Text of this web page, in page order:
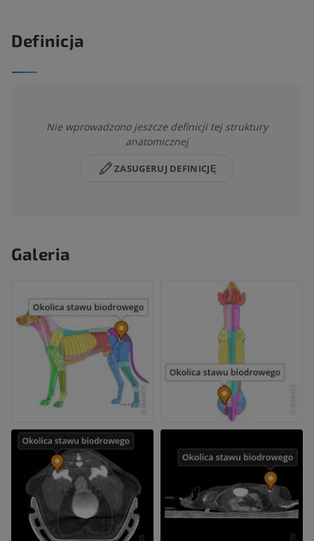
Definicja
Nie wprowadzono jeszcze definicji tej struktury
anatomicznej
ZASUGERUJ DEFINICJĘ
Galeria